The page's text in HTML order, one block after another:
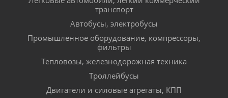
транспорт
Автобусы, электробусы
Промышленное оборудование, компрессоры,
фильтры
Тепловозы, железнодорожная техника
Троллейбусы
Двигатели и силовые агрегаты, КПП